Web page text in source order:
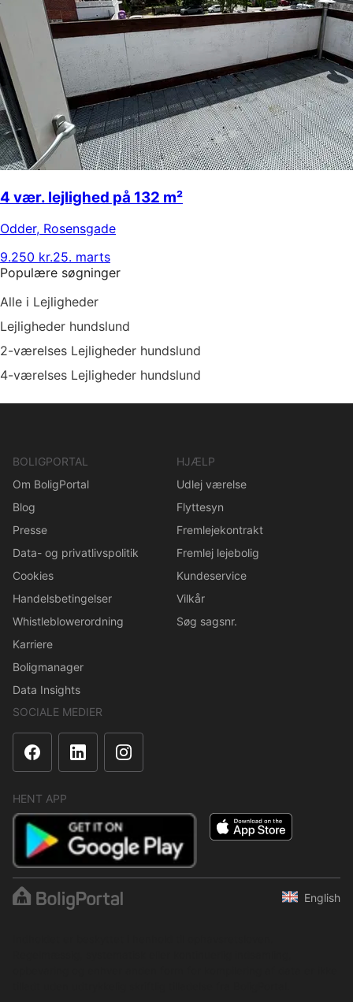
4 vær. lejlighed på 132 m²
Odder, Rosensgade
9.250 kr.25. marts
Populære søgninger
Alle i Lejligheder
Lejligheder hundslund
2-værelses Lejligheder hundslund
4-værelses Lejligheder hundslund
BOLIGPORTAL
Om BoligPortal
Blog
Presse
Data- og privatlivspolitik
Cookies
Handelsbetingelser
Whistleblowerordning
Karriere
Boligmanager
Data Insights
HJÆLP
Udlej værelse
Flyttesyn
Fremlejekontrakt
Fremlej lejebolig
Kundeservice
Vilkår
Søg sagsnr.
SOCIALE MEDIER
HENT APP
English